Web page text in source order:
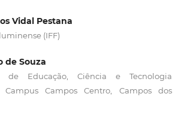
Vidal Pestana
(IFF)
de Souza
de Educação, Ciência e Tecnologia
Campus Campos Centro, Campos dos